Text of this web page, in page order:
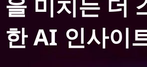
한 AI 인사이